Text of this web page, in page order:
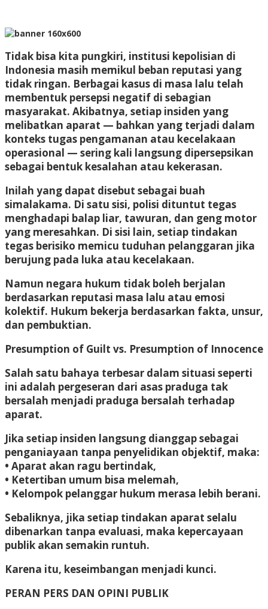
Tidak bisa kita pungkiri, institusi kepolisian di
Indonesia masih memikul beban reputasi yang
tidak ringan. Berbagai kasus di masa lalu telah
membentuk persepsi negatif di sebagian
masyarakat. Akibatnya, setiap insiden yang
melibatkan aparat — bahkan yang terjadi dalam
konteks tugas pengamanan atau kecelakaan
operasional — sering kali langsung dipersepsikan
sebagai bentuk kesalahan atau kekerasan.
Inilah yang dapat disebut sebagai buah
simalakama. Di satu sisi, polisi dituntut tegas
menghadapi balap liar, tawuran, dan geng motor
yang meresahkan. Di sisi lain, setiap tindakan
tegas berisiko memicu tuduhan pelanggaran jika
berujung pada luka atau kecelakaan.
Namun negara hukum tidak boleh berjalan
berdasarkan reputasi masa lalu atau emosi
kolektif. Hukum bekerja berdasarkan fakta, unsur,
dan pembuktian.
Presumption of Guilt vs. Presumption of Innocence
Salah satu bahaya terbesar dalam situasi seperti
ini adalah pergeseran dari asas praduga tak
bersalah menjadi praduga bersalah terhadap
aparat.
Jika setiap insiden langsung dianggap sebagai
penganiayaan tanpa penyelidikan objektif, maka:
• Aparat akan ragu bertindak,
• Ketertiban umum bisa melemah,
• Kelompok pelanggar hukum merasa lebih berani.
Sebaliknya, jika setiap tindakan aparat selalu
dibenarkan tanpa evaluasi, maka kepercayaan
publik akan semakin runtuh.
Karena itu, keseimbangan menjadi kunci.
PERAN PERS DAN OPINI PUBLIK